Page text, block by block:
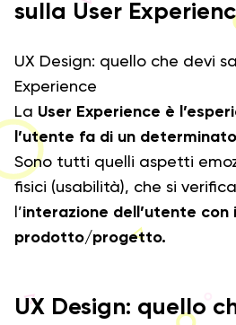
sulla User
UX Design: quello che devi
Experience
La User Experience è
l’utente fa di un
Sono tutti quelli aspetti
fisici (usabilità), che si
l’interazione dell’utente con
prodotto/progetto.
UX Design: quello